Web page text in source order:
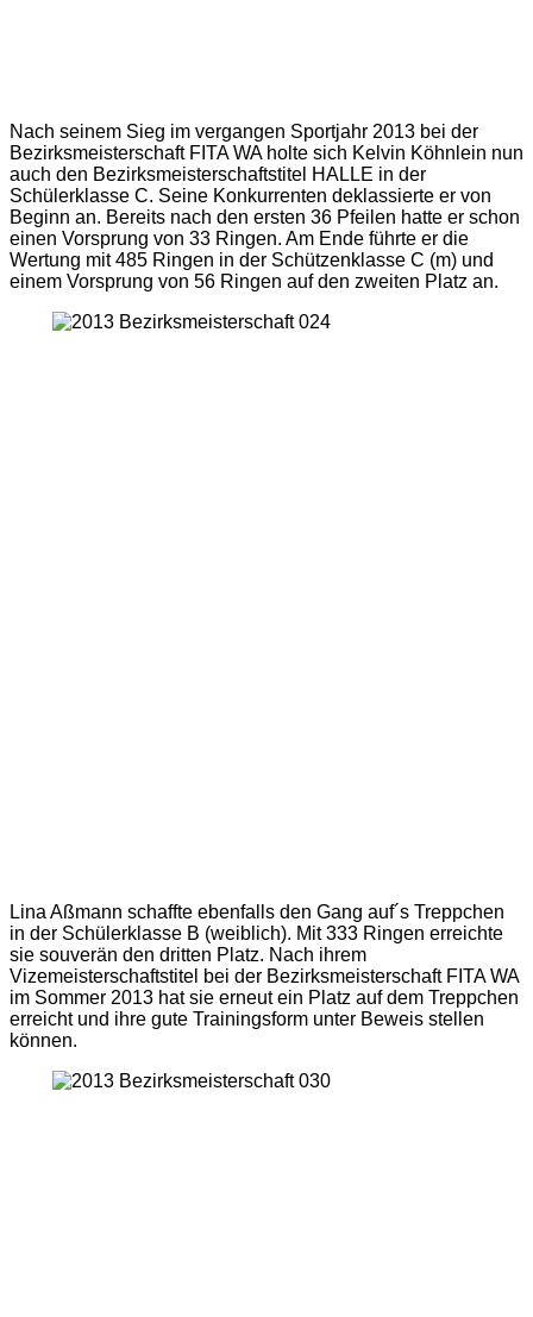
Nach seinem Sieg im vergangen Sportjahr 2013 bei der
Bezirksmeisterschaft FITA WA holte sich Kelvin Köhnlein nun
auch den Bezirksmeisterschaftstitel HALLE in der
Schülerklasse C. Seine Konkurrenten deklassierte er von
Beginn an. Bereits nach den ersten 36 Pfeilen hatte er schon
einen Vorsprung von 33 Ringen. Am Ende führte er die
Wertung mit 485 Ringen in der Schützenklasse C (m) und
einem Vorsprung von 56 Ringen auf den zweiten Platz an.
Lina Aßmann schaffte ebenfalls den Gang auf´s Treppchen
in der Schülerklasse B (weiblich). Mit 333 Ringen erreichte
sie souverän den dritten Platz. Nach ihrem
Vizemeisterschaftstitel bei der Bezirksmeisterschaft FITA WA
im Sommer 2013 hat sie erneut ein Platz auf dem Treppchen
erreicht und ihre gute Trainingsform unter Beweis stellen
können.